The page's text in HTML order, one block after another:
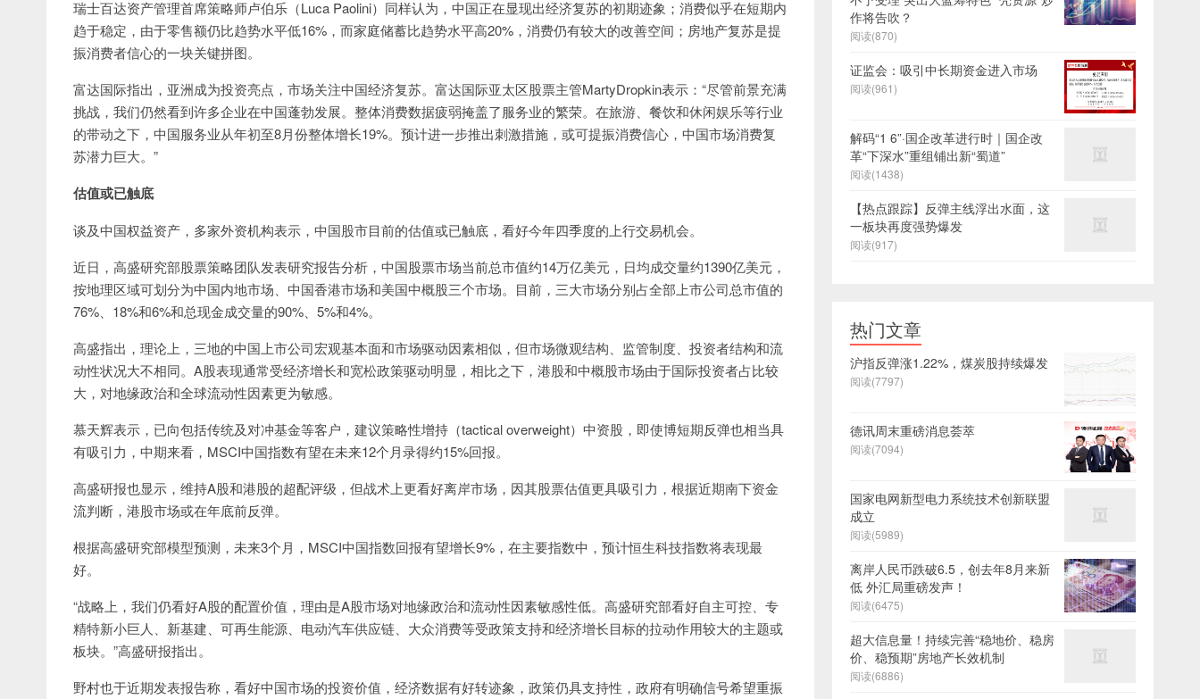
瑞士百达资产管理首席策略师卢伯乐（Luca Paolini）同样认为，中国正在显现出经济复苏的初期迹象；消费似乎在短期内
趋于稳定，由于零售额仍比趋势水平低16%，而家庭储蓄比趋势水平高20%，消费仍有较大的改善空间；房地产复苏是提
振消费者信心的一块关键拼图。
富达国际指出，亚洲成为投资亮点，市场关注中国经济复苏。富达国际亚太区股票主管MartyDropkin表示：“尽管前景充满
挑战，我们仍然看到许多企业在中国蓬勃发展。整体消费数据疲弱掩盖了服务业的繁荣。在旅游、餐饮和休闲娱乐等行业
的带动之下，中国服务业从年初至8月份整体增长19%。预计进一步推出刺激措施，或可提振消费信心，中国市场消费复
苏潜力巨大。”
估值或已触底
谈及中国权益资产，多家外资机构表示，中国股市目前的估值或已触底，看好今年四季度的上行交易机会。
近日，高盛研究部股票策略团队发表研究报告分析，中国股票市场当前总市值约14万亿美元，日均成交量约1390亿美元，
按地理区域可划分为中国内地市场、中国香港市场和美国中概股三个市场。目前，三大市场分别占全部上市公司总市值的
76%、18%和6%和总现金成交量的90%、5%和4%。
高盛指出，理论上，三地的中国上市公司宏观基本面和市场驱动因素相似，但市场微观结构、监管制度、投资者结构和流
动性状况大不相同。A股表现通常受经济增长和宽松政策驱动明显，相比之下，港股和中概股市场由于国际投资者占比较
大，对地缘政治和全球流动性因素更为敏感。
慕天辉表示，已向包括传统及对冲基金等客户，建议策略性增持（tactical overweight）中资股，即使博短期反弹也相当具
有吸引力，中期来看，MSCI中国指数有望在未来12个月录得约15%回报。
高盛研报也显示，维持A股和港股的超配评级，但战术上更看好离岸市场，因其股票估值更具吸引力，根据近期南下资金
流判断，港股市场或在年底前反弹。
根据高盛研究部模型预测，未来3个月，MSCI中国指数回报有望增长9%，在主要指数中，预计恒生科技指数将表现最
好。
“战略上，我们仍看好A股的配置价值，理由是A股市场对地缘政治和流动性因素敏感性低。高盛研究部看好自主可控、专
精特新小巨人、新基建、可再生能源、电动汽车供应链、大众消费等受政策支持和经济增长目标的拉动作用较大的主题或
板块。”高盛研报指出。
野村也于近期发表报告称，看好中国市场的投资价值，经济数据有好转迹象，政策仍具支持性，政府有明确信号希望重振
作将告吹？
阅读(870)
证监会：吸引中长期资金进入市场
阅读(961)
解码“1 6”·国企改革进行时｜​国企改
革“下深水”重组铺出新“蜀道”
阅读(1438)
【热点跟踪】反弹主线浮出水面，这
一板块再度强势爆发
阅读(917)
热门文章
沪指反弹涨1.22%，煤炭股持续爆发
阅读(7797)
德讯周末重磅消息荟萃
阅读(7094)
国家电网新型电力系统技术创新联盟
成立
阅读(5989)
离岸人民币跌破6.5，创去年8月来新
低 外汇局重磅发声！
阅读(6475)
超大信息量！持续完善“稳地价、稳房
价、稳预期”房地产长效机制
阅读(6886)